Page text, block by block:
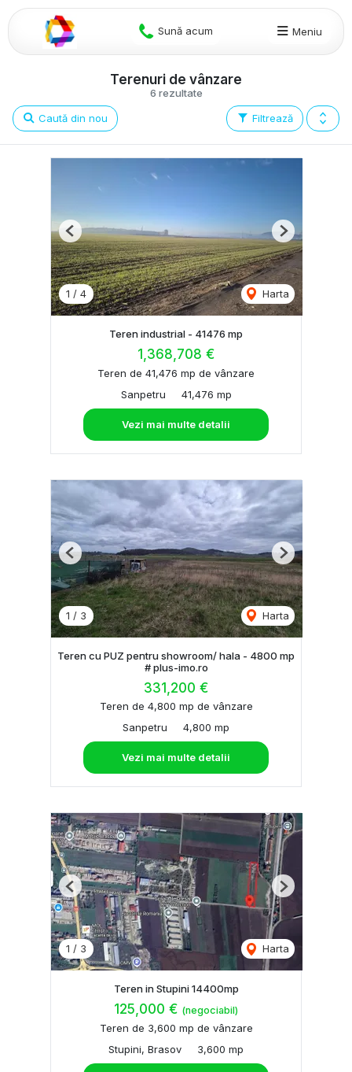
Sună acum Meniu
6 rezultate
Terenuri de vânzare
Filtrează
Caută din nou
1 / 4 Harta
Previous Next
Teren industrial - 41476 mp
1,368,708 €
Teren de 41,476 mp de vânzare
Sanpetru
41,476 mp
Vezi mai multe detalii
1 / 3 Harta
Previous Next
Teren cu PUZ pentru showroom/ hala - 4800 mp
# plus-imo.ro
331,200 €
Teren de 4,800 mp de vânzare
Sanpetru
4,800 mp
Vezi mai multe detalii
1 / 3 Harta
Previous Next
Teren in Stupini 14400mp
125,000 € (negociabil)
Teren de 3,600 mp de vânzare
Stupini, Brasov
3,600 mp